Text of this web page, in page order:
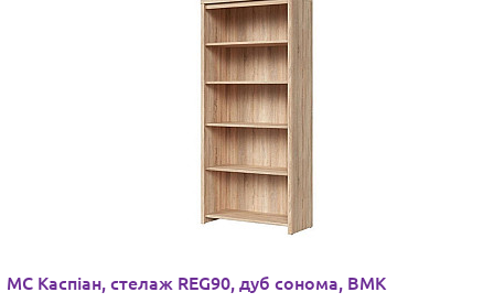
МС Каспіан, стелаж REG90, дуб сонома, ВМК